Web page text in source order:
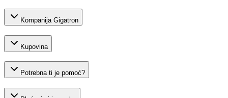
Kompanija Gigatron
Kupovina
Potrebna ti je pomoć?